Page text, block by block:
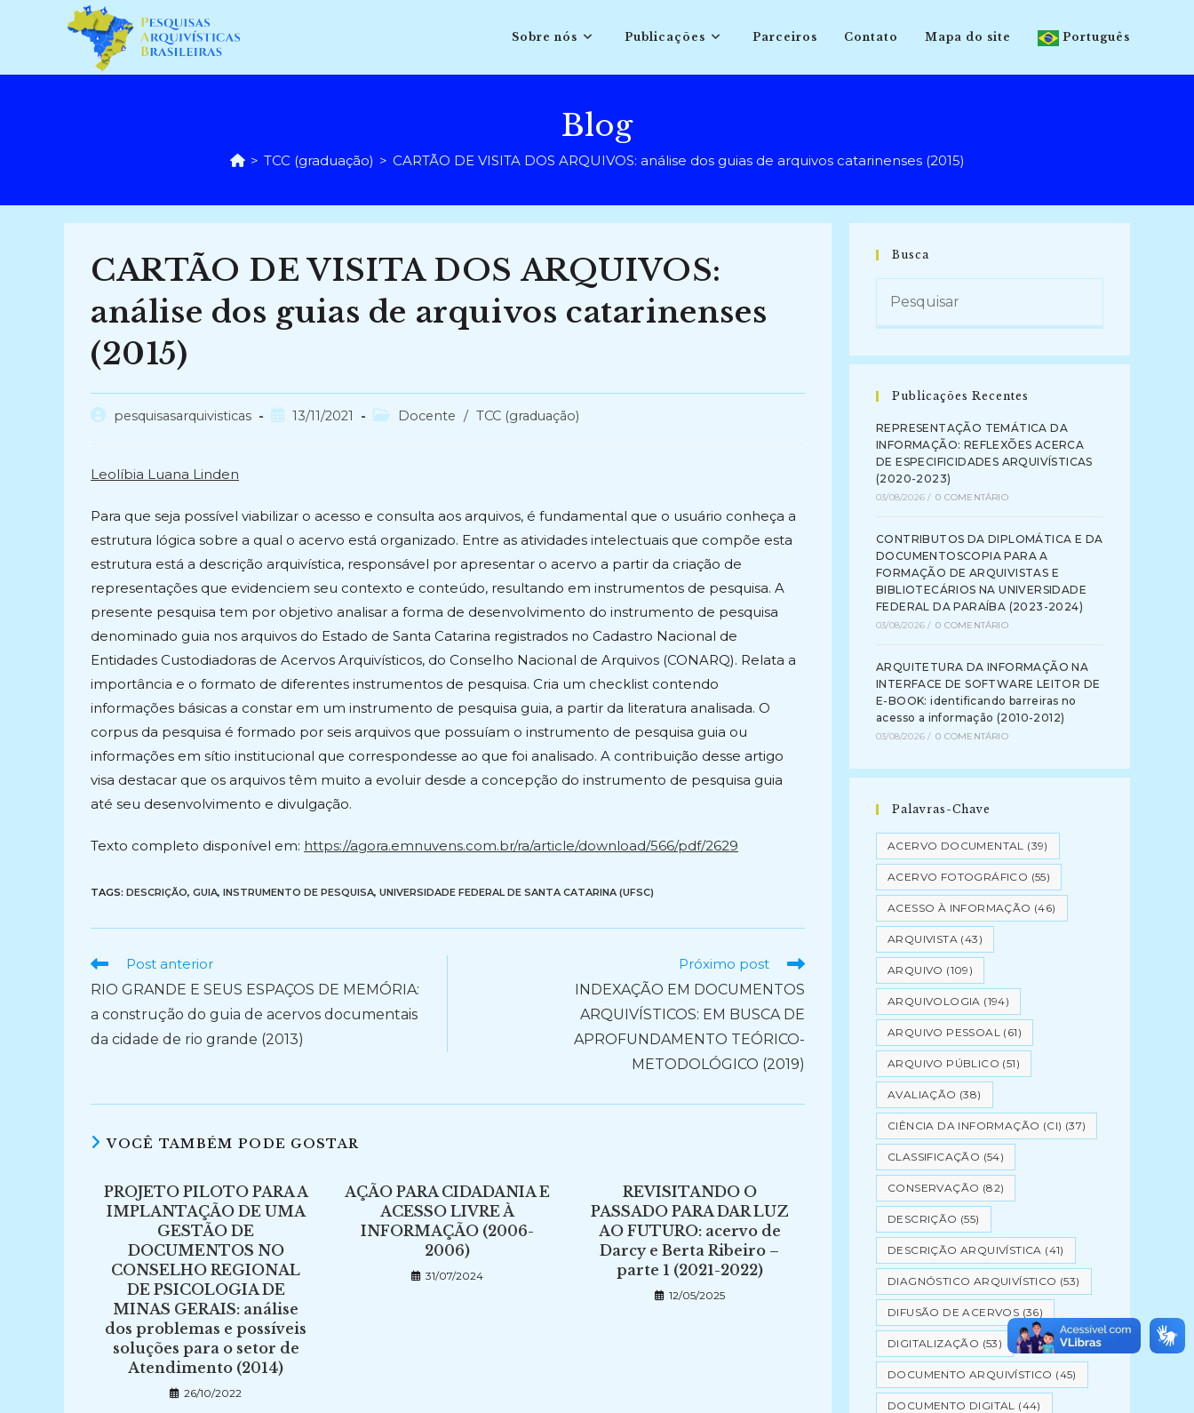
conteúdo
Sobre nós Publicações Parceiros Contato Mapa do site Português
Blog
> TCC (graduação) > CARTÃO DE VISITA DOS ARQUIVOS: análise dos guias de arquivos catarinenses (2015)
CARTÃO DE VISITA DOS ARQUIVOS:
análise dos guias de arquivos catarinenses
(2015)
Autorpesquisasarquivisticas
Post13/11/2021
Categoria
Docente / TCC (graduação)
Leolíbia Luana Linden
Para que seja possível viabilizar o acesso e consulta aos arquivos, é fundamental que o usuário conheça a
estrutura lógica sobre a qual o acervo está organizado. Entre as atividades intelectuais que compõe esta
estrutura está a descrição arquivística, responsável por apresentar o acervo a partir da criação de
representações que evidenciem seu contexto e conteúdo, resultando em instrumentos de pesquisa. A
presente pesquisa tem por objetivo analisar a forma de desenvolvimento do instrumento de pesquisa
denominado guia nos arquivos do Estado de Santa Catarina registrados no Cadastro Nacional de
Entidades Custodiadoras de Acervos Arquivísticos, do Conselho Nacional de Arquivos (CONARQ). Relata a
importância e o formato de diferentes instrumentos de pesquisa. Cria um checklist contendo
informações básicas a constar em um instrumento de pesquisa guia, a partir da literatura analisada. O
corpus da pesquisa é formado por seis arquivos que possuíam o instrumento de pesquisa guia ou
informações em sítio institucional que correspondesse ao que foi analisado. A contribuição desse artigo
visa destacar que os arquivos têm muito a evoluir desde a concepção do instrumento de pesquisa guia
até seu desenvolvimento e divulgação.
Texto completo disponível em: https://agora.emnuvens.com.br/ra/article/download/566/pdf/2629
TAGS: DESCRIÇÃO, GUIA, INSTRUMENTO DE PESQUISA, UNIVERSIDADE FEDERAL DE SANTA CATARINA (UFSC)
Ler
artigos
Post anterior
RIO GRANDE E SEUS ESPAÇOS DE MEMÓRIA:
a construção do guia de acervos documentais
da cidade de rio grande (2013)
Próximo post
INDEXAÇÃO EM DOCUMENTOS
ARQUIVÍSTICOS: EM BUSCA DE
APROFUNDAMENTO TEÓRICO-
METODOLÓGICO (2019)
VOCÊ TAMBÉM PODE GOSTAR
PROJETO PILOTO PARA A
IMPLANTAÇÃO DE UMA
GESTÃO DE
DOCUMENTOS NO
CONSELHO REGIONAL
DE PSICOLOGIA DE
MINAS GERAIS: análise
dos problemas e possíveis
soluções para o setor de
Atendimento (2014)
26/10/2022
AÇÃO PARA CIDADANIA E
ACESSO LIVRE À
INFORMAÇÃO (2006-
2006)
31/07/2024
REVISITANDO O
PASSADO PARA DAR LUZ
AO FUTURO: acervo de
Darcy e Berta Ribeiro –
parte 1 (2021-2022)
12/05/2025
Busca
Publicações Recentes
REPRESENTAÇÃO TEMÁTICA DA
INFORMAÇÃO: REFLEXÕES ACERCA
DE ESPECIFICIDADES ARQUIVÍSTICAS
(2020-2023)
03/08/2026 / 0 COMENTÁRIO
CONTRIBUTOS DA DIPLOMÁTICA E DA
DOCUMENTOSCOPIA PARA A
FORMAÇÃO DE ARQUIVISTAS E
BIBLIOTECÁRIOS NA UNIVERSIDADE
FEDERAL DA PARAÍBA (2023-2024)
03/08/2026 / 0 COMENTÁRIO
ARQUITETURA DA INFORMAÇÃO NA
INTERFACE DE SOFTWARE LEITOR DE
E-BOOK: identificando barreiras no
acesso a informação (2010-2012)
03/08/2026 / 0 COMENTÁRIO
Palavras-Chave
ACERVO DOCUMENTAL (39)
ACERVO FOTOGRÁFICO (55)
ACESSO À INFORMAÇÃO (46)
ARQUIVISTA (43)
ARQUIVO (109)
ARQUIVOLOGIA (194)
ARQUIVO PESSOAL (61)
ARQUIVO PÚBLICO (51)
AVALIAÇÃO (38)
CIÊNCIA DA INFORMAÇÃO (CI) (37)
CLASSIFICAÇÃO (54)
CONSERVAÇÃO (82)
DESCRIÇÃO (55)
DESCRIÇÃO ARQUIVÍSTICA (41)
DIAGNÓSTICO ARQUIVÍSTICO (53)
DIFUSÃO DE ACERVOS (36)
DIGITALIZAÇÃO (53)
DOCUMENTO ARQUIVÍSTICO (45)
DOCUMENTO DIGITAL (44)